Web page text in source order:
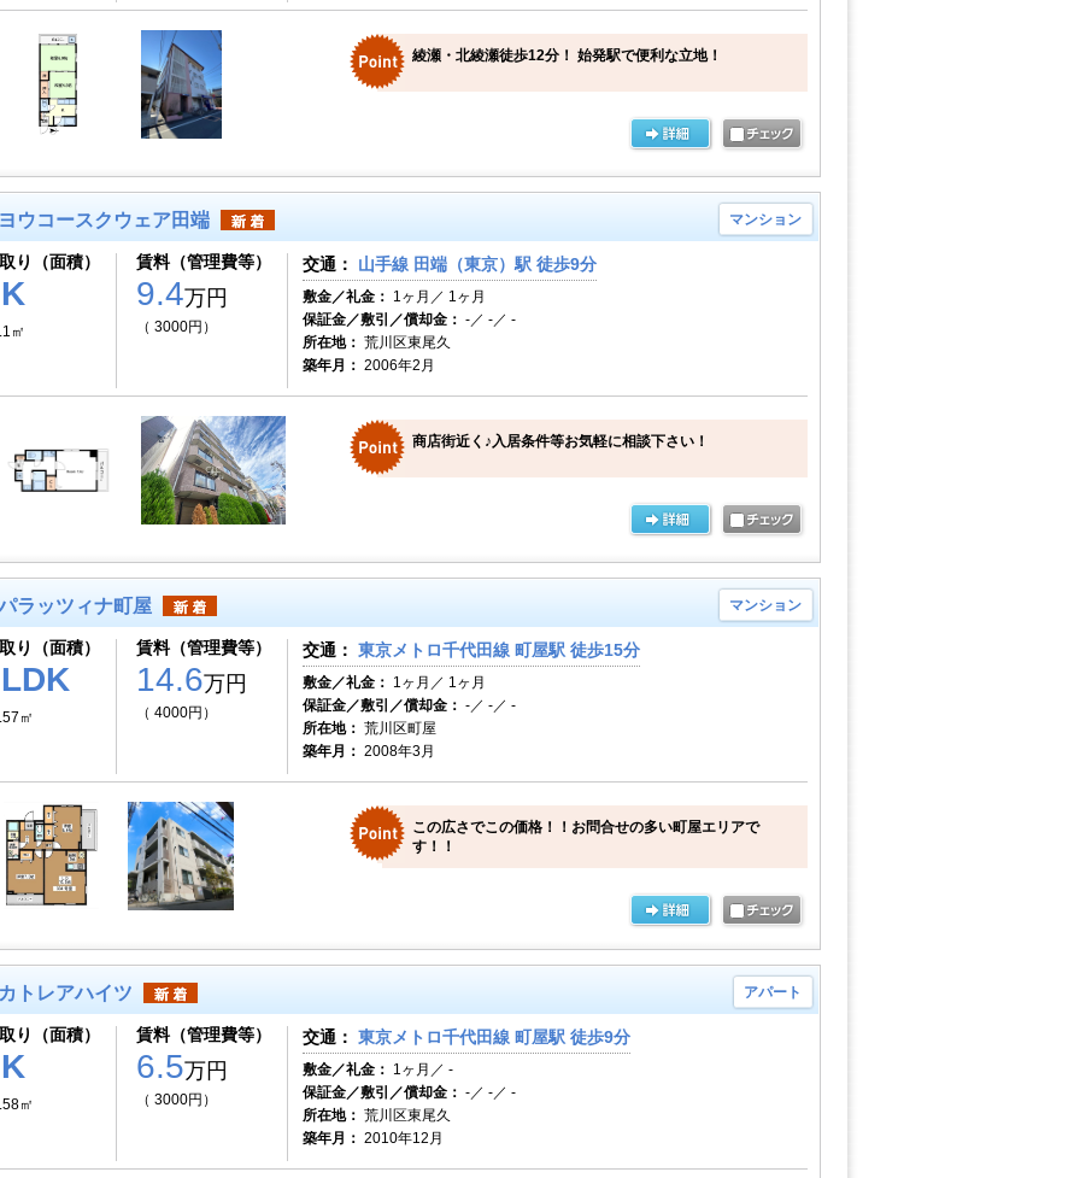
綾瀬・北綾瀬徒歩12分！ 始発駅で便利な立地！
ウコースクウェア田端 マンション
り（面積）
㎡
賃料（管理費等）
9.4万円
（ 3000円）
交通： 山手線 田端（東京）駅 徒歩9分
敷金／礼金： 1ヶ月／ 1ヶ月
保証金／敷引／償却金： -／ -／ -
所在地： 荒川区東尾久
築年月： 2006年2月
商店街近く♪入居条件等お気軽に相談下さい！
ラッツィナ町屋 マンション
り（面積）
㎡
賃料（管理費等）
14.6万円
（ 4000円）
交通： 東京メトロ千代田線 町屋駅 徒歩15分
敷金／礼金： 1ヶ月／ 1ヶ月
保証金／敷引／償却金： -／ -／ -
所在地： 荒川区町屋
築年月： 2008年3月
この広さでこの価格！！お問合せの多い町屋エリアで
す！！
トレアハイツ アパート
り（面積）
㎡
賃料（管理費等）
6.5万円
（ 3000円）
交通： 東京メトロ千代田線 町屋駅 徒歩9分
敷金／礼金： 1ヶ月／ -
保証金／敷引／償却金： -／ -／ -
所在地： 荒川区東尾久
築年月： 2010年12月